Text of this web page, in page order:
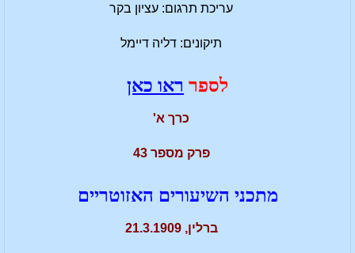
עריכת תרגום: עציון בקר
תיקונים: דליה דיימל
לספר ראו כאן
כרך א'
פרק מספר 43
מתכני השיעורים האזוטריים
ברלין, 21.3.1909